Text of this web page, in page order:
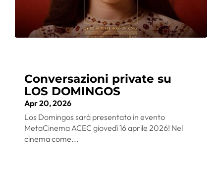
Conversazioni private su
LOS DOMINGOS
Apr 20, 2026
Los Domingos sarà presentato in evento
MetaCinema ACEC giovedì 16 aprile 2026! Nel
cinema come...